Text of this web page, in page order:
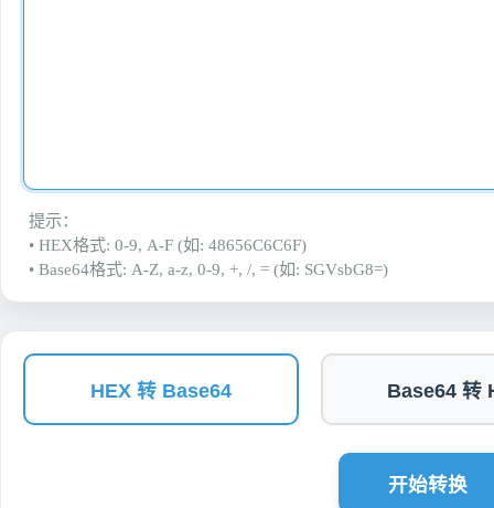
提示：
• HEX格式: 0-9, A-F (如: 48656C6C6F)
• Base64格式: A-Z, a-z, 0-9, +, /, = (如: SGVsbG8=)
HEX 转 Base64 Base64 转
开始转换